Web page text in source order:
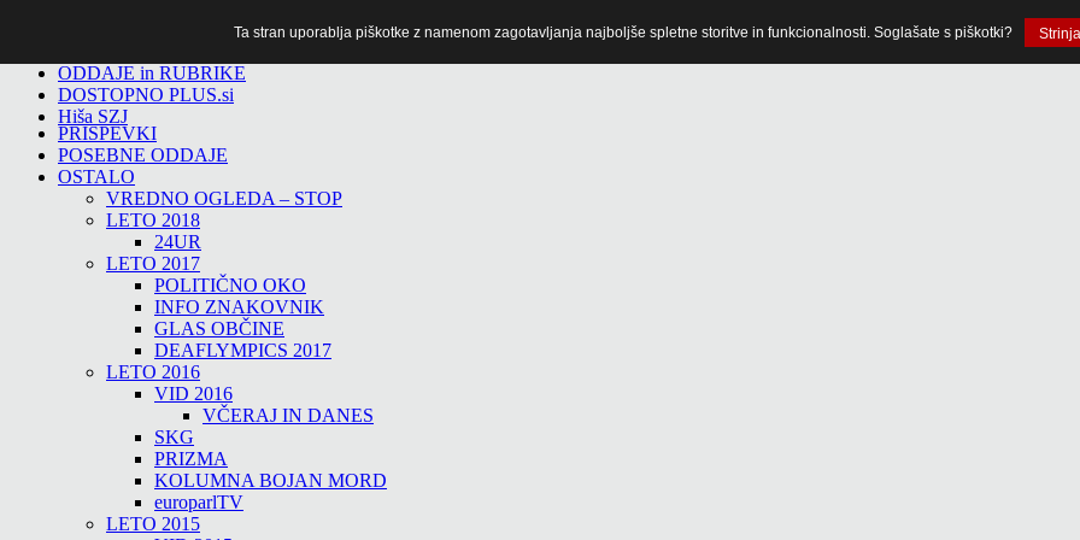
ODDAJE in RUBRIKE
DOSTOPNO PLUS.si
Hiša SZJ
PRISPEVKI
POSEBNE ODDAJE
OSTALO
VREDNO OGLEDA – STOP
LETO 2018
24UR
LETO 2017
POLITIČNO OKO
INFO ZNAKOVNIK
GLAS OBČINE
DEAFLYMPICS 2017
LETO 2016
VID 2016
VČERAJ IN DANES
SKG
PRIZMA
KOLUMNA BOJAN MORD
europarlTV
LETO 2015
Ta stran uporablja piškotke z namenom zagotavljanja najboljše spletne storitve in funkcionalnosti. Soglašate s piškotki?